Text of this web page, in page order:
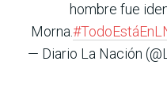
hombre fue
Morna.
— Diario La Nación